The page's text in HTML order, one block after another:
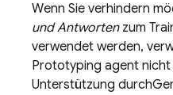
Wenn Sie verhindern
und Antwortenzum
verwendet werden,
Prototyping agent nicht
Unterstützung durch